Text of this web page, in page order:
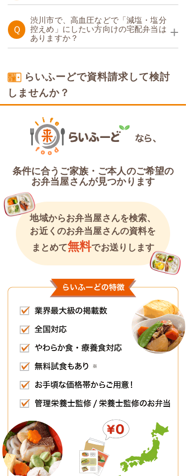
Ｑ
渋川市で、高血圧などで「減塩・塩分
控えめ」にしたい方向けの宅配弁当は
ありますか？
らいふーどで資料請求して検討
しませんか？
条件に合うご家族・ご本人のご希望の
お弁当屋さんが見つかります
地域からお弁当屋さんを検索、
お近くのお弁当屋さんの資料を
まとめて無料でお送りします